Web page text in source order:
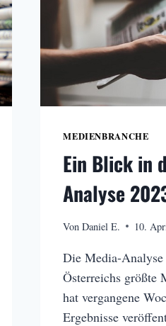
MEDIENBRANCHE
Ein Blick in
Analyse
Von Daniel E. 10.
Die Media-
Österreichs größte
hat vergangene
Ergebnisse